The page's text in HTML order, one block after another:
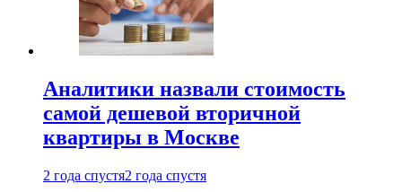
Аналитики назвали стоимость
самой дешевой вторичной
квартиры в Москве
2 года спустя2 года спустя